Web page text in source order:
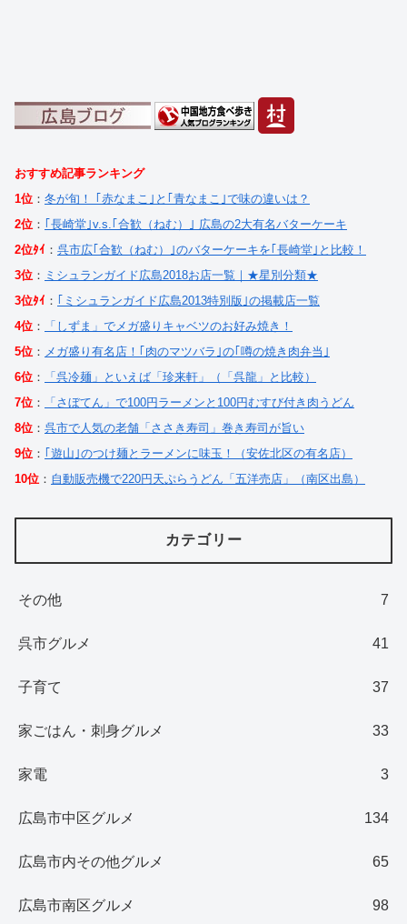
おすすめ記事ランキング
1位 ： 冬が旬！ ｢赤なまこ｣と｢青なまこ｣で味の違いは？
2位 ： ｢長崎堂｣v.s.｢合歓（ねむ）｣ 広島の2大有名バターケーキ
2位ﾀｲ ： 呉市広｢合歓（ねむ）｣のバターケーキを｢長崎堂｣と比較！
3位 ： ミシュランガイド広島2018お店一覧｜★星別分類★
3位ﾀｲ ： ｢ミシュランガイド広島2013特別版｣の掲載店一覧
4位 ：
「しずま」でメガ盛りキャベツのお好み焼き！
5位 ： メガ盛り有名店！｢肉のマツバラ｣の｢噂の焼き肉弁当｣
6位 ：
「呉冷麺」といえば「珍来軒」（「呉龍」と比較）
7位 ：
「さぼてん」で100円ラーメンと100円むすび付き肉うどん
8位 ： 呉市で人気の老舗「ささき寿司」巻き寿司が旨い
9位 ： ｢遊山｣のつけ麺とラーメンに味玉！（安佐北区の有名店）
10位 ： 自動販売機で220円天ぷらうどん「五洋売店」（南区出島）
カテゴリー
その他 7
呉市グルメ 41
子育て 37
家ごはん・刺身グルメ 33
家電 3
広島市中区グルメ 134
広島市内その他グルメ 65
広島市南区グルメ 98